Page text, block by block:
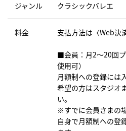
ジャンル クラシックバレエ
料金 支払方法は〈Web決
■会員：月2～20回
使用可）
月額制への登録には
希望の方はスタジオ
い。
※すでに会員さまの
自身で月額制への登